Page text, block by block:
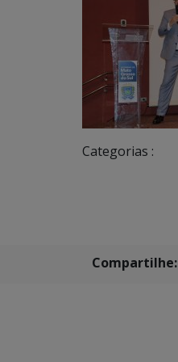
Categorias :
Compartilhe: